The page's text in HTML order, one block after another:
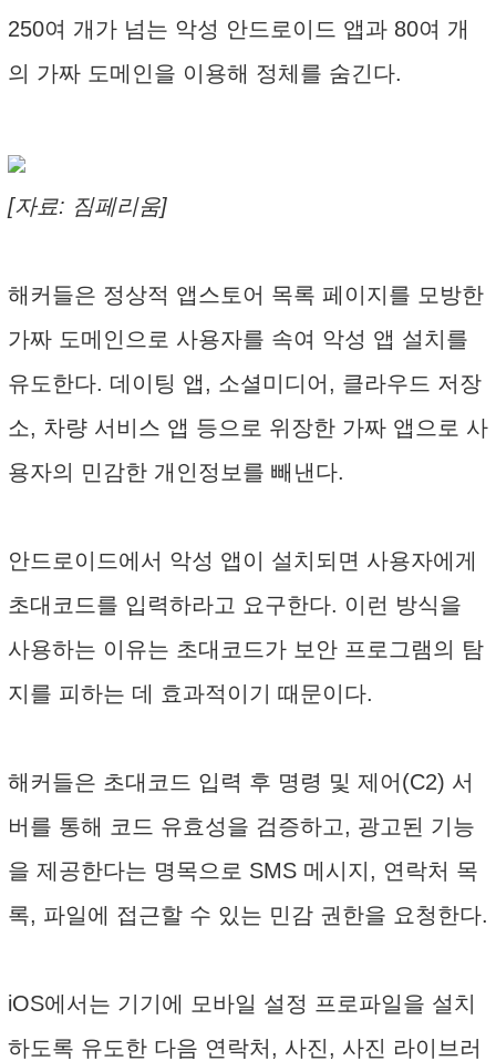
250여 개가 넘는 악성 안드로이드 앱과 80여 개
의 가짜 도메인을 이용해 정체를 숨긴다.
[자료: 짐페리움]
해커들은 정상적 앱스토어 목록 페이지를 모방한
가짜 도메인으로 사용자를 속여 악성 앱 설치를
유도한다. 데이팅 앱, 소셜미디어, 클라우드 저장
소, 차량 서비스 앱 등으로 위장한 가짜 앱으로 사
용자의 민감한 개인정보를 빼낸다.
안드로이드에서 악성 앱이 설치되면 사용자에게
초대코드를 입력하라고 요구한다. 이런 방식을
사용하는 이유는 초대코드가 보안 프로그램의 탐
지를 피하는 데 효과적이기 때문이다.
해커들은 초대코드 입력 후 명령 및 제어(C2) 서
버를 통해 코드 유효성을 검증하고, 광고된 기능
을 제공한다는 명목으로 SMS 메시지, 연락처 목
록, 파일에 접근할 수 있는 민감 권한을 요청한다.
iOS에서는 기기에 모바일 설정 프로파일을 설치
하도록 유도한 다음 연락처, 사진, 사진 라이브러